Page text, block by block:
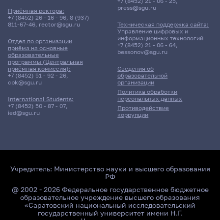
Приёмная ректора:
+7 (8452) 26 - 16 - 96, 8 (937)
811-67-46, rector@sgu.ru
Отдел по организации
приёма на основные
образовательные
программы (Центральная
приёмная комиссия):
+7 (8452) 51 - 92 - 26,
cpk@sgu.ru
International Students:
+7 (8452) 50 - 87 - 07,
ied@sgu.ru
Сведения об
образовательной
организации
Политика обработки
персональных данных
Противодействие
коррупции
press@sgu.ru
Техническая поддержка сайта:
Управление цифровых и
информационных технологий
+7 (8452) 21 - 06 - 64,
bessonov@sgu.ru
Учредитель: Министерство науки и высшего образования
РФ
@ 2002 - 2026 Федеральное государственное бюджетное
образовательное учреждение высшего образования
«Саратовский национальный исследовательский
государственный университет имени Н.Г.